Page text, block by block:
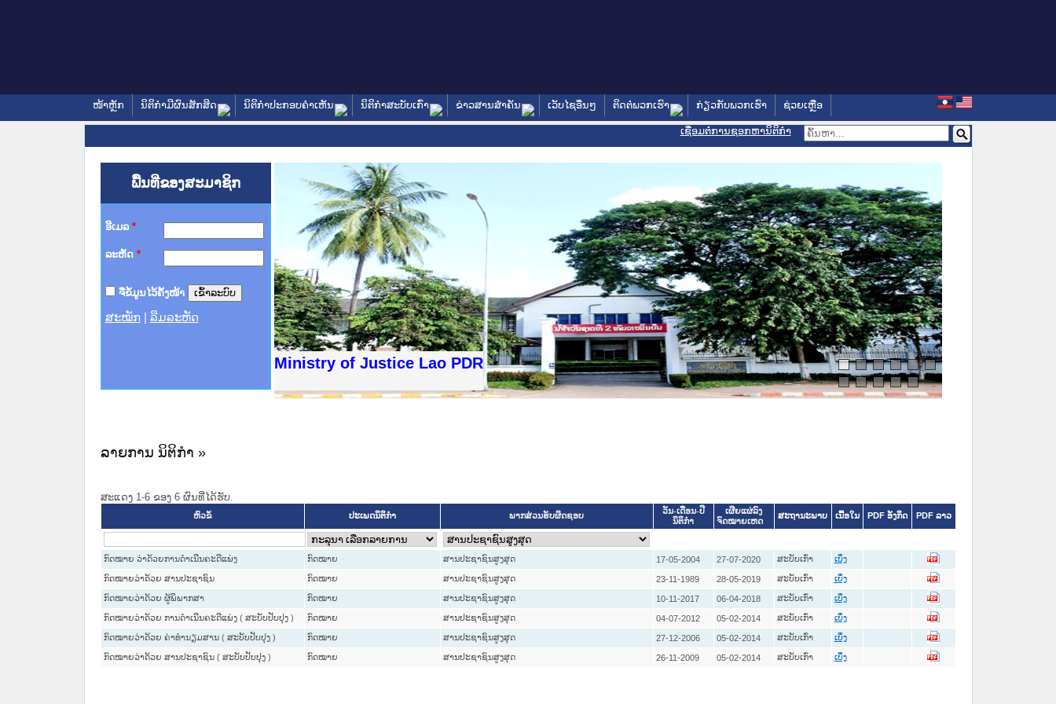
ໜ້າຫຼັກ ນິຕິກໍາມີຜົນສັກສິດ ນິຕິກໍາປະກອບຄໍາເຫັນ ນິຕິກໍາສະບັບເກົ່າ ຂ່າວສານສໍາຄັນ ເວັບໄຊອື່ນໆ ຕິດຕໍ່ພວກເຮົາ ກ່ຽວກັບພວກເຮົາ ຊ່ວຍເຫຼືອ
ເຊື່ອມຕໍ່ການຊອກຫານິຕິກຳ
ພື້ນທີ່ຂອງສະມາຊິກ
ອີເມລ *
ລະຫັດ *
ຈື່ຂໍ້ມູນໄວ້ຄັ້ງໜ້າ
ສະໝັກ ລືມລະຫັດ
Ministry of Justice Lao PDR
ານສະພາປະຊາຊົນ ພາກເໜືອ
ທາງລັດຖະການ
ສຳລັບ ພາກກາງ
ສຳລັບ ພາກໃຕ້
ວິທະຍາຄານຕຳຫຼວດປະຊາຊົນ
ວິທະຍາຄານສັນຕິບານປະຊາຊົນ
ຂັ້ນແຂວງພາກເໜືອ
ານສະພາປະຊາຊົນ ພາກກາງ
ລາຍການ ນິຕິກໍາ »
ສະແດງ 1-6 ຂອງ 6 ຜົນທີ່ໄດ້ຮັບ.
ຫົວຂໍ້ ປະເພດນິຕິກຳ ພາກສ່ວນຮັບຜິດຊອບ
ວັນ-ເດືອນ-ປີ
ນິຕິກໍາ
ເຜີຍແຜ່ລົງ
ຈົດໝາຍເຫດ
ສະຖານະພາບ ເນື້ອໃນ PDF ອັງກິດ PDF ລາວ
ກົດໝາຍ ວ່າດ້ວຍການດໍາເນີນຄະດີແພ່ງ ກົດໝາຍ ສານປະຊາຊົນສູງສຸດ 17-05-2004 27-07-2020 ສະບັບເກົ່າ ເບິ່ງ
ກົດໝາຍວ່າດ້ວຍ ສານປະຊາຊົນ ກົດໝາຍ ສານປະຊາຊົນສູງສຸດ 23-11-1989 28-05-2019 ສະບັບເກົ່າ ເບິ່ງ
ກົດໝາຍວ່າດ້ວຍ ຜູ້ພິພາກສາ ກົດໝາຍ ສານປະຊາຊົນສູງສຸດ 10-11-2017 06-04-2018 ສະບັບເກົ່າ ເບິ່ງ
ກົດໝາຍວ່າດ້ວຍ ການດຳເນີນຄະດີແພ່ງ ( ສະບັບປັບປຸງ ) ກົດໝາຍ ສານປະຊາຊົນສູງສຸດ 04-07-2012 05-02-2014 ສະບັບເກົ່າ ເບິ່ງ
ກົດໝາຍວ່າດ້ວຍ ຄ່າທຳນຽມສານ ( ສະບັບປັບປຸງ ) ກົດໝາຍ ສານປະຊາຊົນສູງສຸດ 27-12-2006 05-02-2014 ສະບັບເກົ່າ ເບິ່ງ
ກົດໝາຍວ່າດ້ວຍ ສານປະຊາຊົນ ( ສະບັບປັບປຸງ ) ກົດໝາຍ ສານປະຊາຊົນສູງສຸດ 26-11-2009 05-02-2014 ສະບັບເກົ່າ ເບິ່ງ